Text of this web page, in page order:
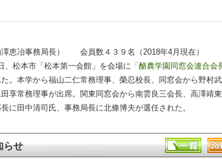
澤恵冶事務局長） 会員数４３９名（2018年4月現在）
、松本市「松本第一会館」を会場に 「酪農学園同窓会連合会
。本学から福山二仁常務理事、榮忍校長、同窓会から野村
享常務理事が出席。関東同窓会から南雲良三会長、高澤靖
に田中清司氏、事務局長に北條博夫が選任された。
らせ